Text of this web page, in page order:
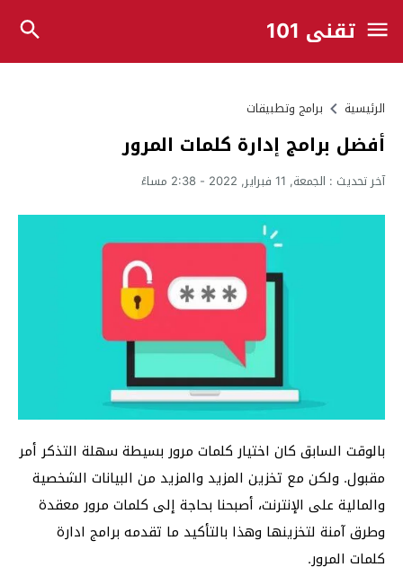
تقني 101
الرئيسية برامج وتطبيقات
أفضل برامج إدارة كلمات المرور
آخر تحديث : الجمعة, 11 فبراير, 2022 - 2:38 مساءً
بالوقت السابق كان اختيار كلمات مرور بسيطة سهلة التذكر أمر
مقبول. ولكن مع تخزين المزيد والمزيد من البيانات الشخصية
والمالية على الإنترنت، أصبحنا بحاجة إلى كلمات مرور معقدة
وطرق آمنة لتخزينها وهذا بالتأكيد ما تقدمه برامج ادارة
كلمات المرور.